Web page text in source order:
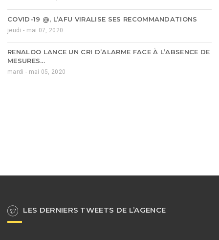
COVID-19 @, L’AFU VIRALISE SES RECOMMANDATIONS
jeudi - mai 07, 2020
RENALOO LANCE UN CRI D’ALARME FACE À L’ABSENCE DE
MESURES…
mardi - mai 05, 2020
LES DERNIERS TWEETS DE L’AGENCE